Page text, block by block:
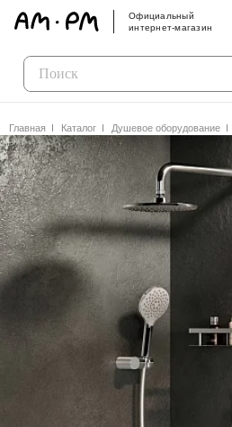
Официальный
интернет-магазин
Главная Каталог Душевое оборудование